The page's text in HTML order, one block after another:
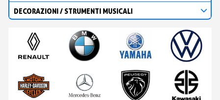
DECORAZIONI / STRUMENTI MUSICALI